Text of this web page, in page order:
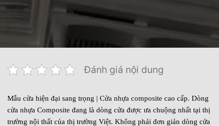
Đánh giá nội dung
Mẫu cửa hiện đại sang trọng | Cửa nhựa composite cao cấp. Dòng
cửa nhựa Composite đang là dòng cửa được ưa chuộng nhất tại thị
trường nội thất của thị trường Việt. Không phải đơn giản dòng cửa